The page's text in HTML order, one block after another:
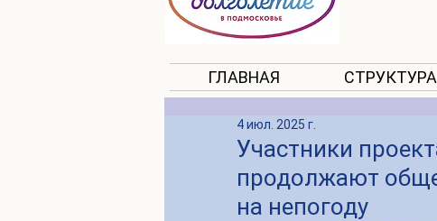
ГЛАВНАЯ СТРУКТУРА
Участники
продолжают
на непогоду
4 июл. 2025 г.